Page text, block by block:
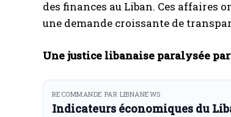
des finances au Liban. Ces affaires
une demande croissante de
Une justice libanaise paralysée
RECOMMANDE PAR LIBNANEWS
Indicateurs économiques du